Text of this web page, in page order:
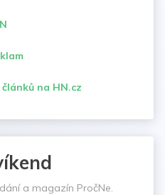
na HN.cz
a magazín PročNe.